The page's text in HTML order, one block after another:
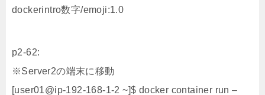
dockerintro数字/emoji:1.0
p2-62:
※Server2の端末に移動
[user01@ip-192-168-1-2 ~]$ docker container run –